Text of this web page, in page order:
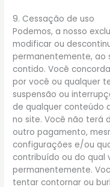
9. Cessação de uso
Podemos, a nosso
modificar ou
permanentemente, ao
contido. Você
por você ou qualquer
suspensão ou
de qualquer conteúdo
no site. Você não terá
outro pagamento,
configurações e/ou
contribuído ou do qual
permanentemente.
tentar contornar ou